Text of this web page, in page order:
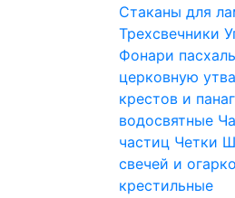
Стаканы для
Трехсвечники
Фонари
церковную
крестов и
водосвятные
частиц Четки
свечей и
крестильные